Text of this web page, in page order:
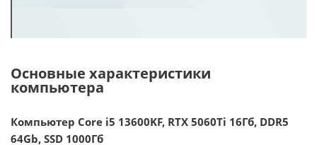
Основные характеристики
компьютера
Компьютер Core i5 13600KF, RTX 5060Ti 16Гб, DDR5
64Gb, SSD 1000Гб